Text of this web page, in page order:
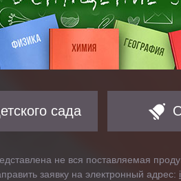
сада
не вся поставляемая
заявку на электронный адрес: